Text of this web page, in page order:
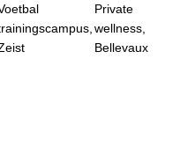
Private
wellness,
Bellevaux